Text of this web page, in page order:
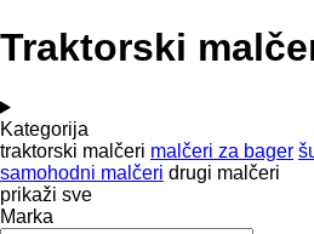
Traktorski
Kategorija
traktorski malčeri malčeri za bager
samohodni malčeri drugi malčeri
prikaži sve
Marka